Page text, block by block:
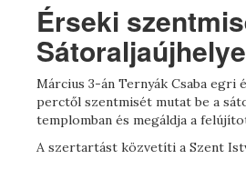
Érseki
Március 3-án Ternyák Csaba egri
perctől szentmisét mutat be a
templomban és megáldja a
A szertartást közvetíti a Szent